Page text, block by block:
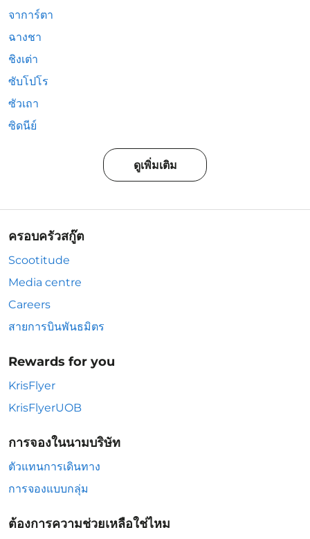
จาการ์ตา
ฉางชา
ชิงเต่า
ซับโปโร
ซัวเถา
ซิดนีย์
ดูเพิ่มเติม
ครอบครัวสกู๊ต
Scootitude
Media centre
Careers
สายการบินพันธมิตร
Rewards for you
KrisFlyer
KrisFlyerUOB
การจองในนามบริษัท
ตัวแทนการเดินทาง
การจองแบบกลุ่ม
ต้องการความช่วยเหลือใช่ไหม